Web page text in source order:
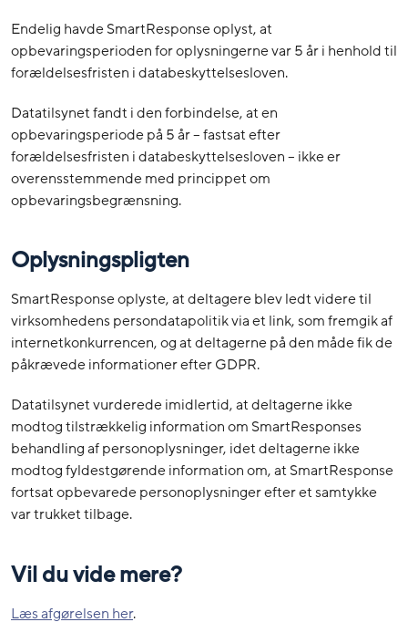
Endelig havde SmartResponse oplyst, at
opbevaringsperioden for oplysningerne var 5 år i henhold til
forældelsesfristen i databeskyttelsesloven.
Datatilsynet fandt i den forbindelse, at en
opbevaringsperiode på 5 år – fastsat efter
forældelsesfristen i databeskyttelsesloven – ikke er
overensstemmende med princippet om
opbevaringsbegrænsning.
Oplysningspligten
SmartResponse oplyste, at deltagere blev ledt videre til
virksomhedens persondatapolitik via et link, som fremgik af
internetkonkurrencen, og at deltagerne på den måde fik de
påkrævede informationer efter GDPR.
Datatilsynet vurderede imidlertid, at deltagerne ikke
modtog tilstrækkelig information om SmartResponses
behandling af personoplysninger, idet deltagerne ikke
modtog fyldestgørende information om, at SmartResponse
fortsat opbevarede personoplysninger efter et samtykke
var trukket tilbage.
Vil du vide mere?
Læs afgørelsen her.